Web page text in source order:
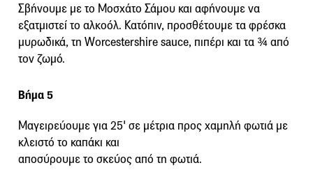
Σβήνουμε με το Μοσχάτο Σάμου και αφήνουμε να
εξατμιστεί το αλκοόλ. Κατόπιν, προσθέτουμε τα φρέσκα
μυρωδικά, τη Worcestershire sauce, πιπέρι και τα ¾ από
τον ζωμό.
Βήμα 5
Μαγειρεύουμε για 25' σε μέτρια προς χαμηλή φωτιά με
κλειστό το καπάκι και
αποσύρουμε το σκεύος από τη φωτιά.